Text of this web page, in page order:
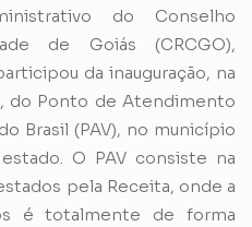
do Conselho
de Goiás (CRCGO),
da inauguração, na
do Ponto de Atendimento
Brasil (PAV), no município
O PAV consiste na
pela Receita, onde a
é totalmente de forma